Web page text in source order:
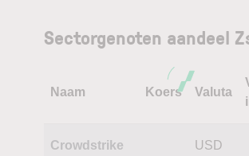
Sectorgenoten aandeel
Naam Koers Valuta
Crowdstrike
USD